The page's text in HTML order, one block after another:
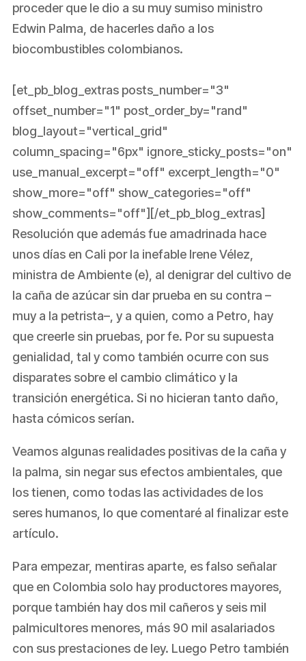
proceder que le dio a su muy sumiso ministro
Edwin Palma, de hacerles daño a los
biocombustibles colombianos.
[et_pb_blog_extras posts_number="3"
offset_number="1" post_order_by="rand"
blog_layout="vertical_grid"
column_spacing="6px" ignore_sticky_posts="on"
use_manual_excerpt="off" excerpt_length="0"
show_more="off" show_categories="off"
show_comments="off"][/et_pb_blog_extras]
Resolución que además fue amadrinada hace
unos días en Cali por la inefable Irene Vélez,
ministra de Ambiente (e), al denigrar del cultivo de
la caña de azúcar sin dar prueba en su contra –
muy a la petrista–, y a quien, como a Petro, hay
que creerle sin pruebas, por fe. Por su supuesta
genialidad, tal y como también ocurre con sus
disparates sobre el cambio climático y la
transición energética. Si no hicieran tanto daño,
hasta cómicos serían.
Veamos algunas realidades positivas de la caña y
la palma, sin negar sus efectos ambientales, que
los tienen, como todas las actividades de los
seres humanos, lo que comentaré al finalizar este
artículo.
Para empezar, mentiras aparte, es falso señalar
que en Colombia solo hay productores mayores,
porque también hay dos mil cañeros y seis mil
palmicultores menores, más 90 mil asalariados
con sus prestaciones de ley. Luego Petro también